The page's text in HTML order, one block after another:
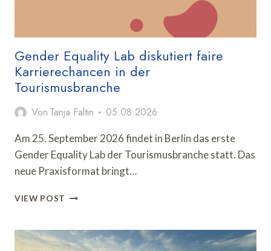
Gender Equality Lab diskutiert faire
Karrierechancen in der
Tourismusbranche
Von Tanja Faltin 05.08.2026
Am 25. September 2026 findet in Berlin das erste
Gender Equality Lab der Tourismusbranche statt. Das
neue Praxisformat bringt…
VIEW POST GENDER
DISKUTIERT
FAIRE